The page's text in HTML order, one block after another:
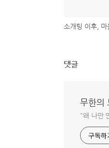
댓글
무한의
"왜 나만
구독하